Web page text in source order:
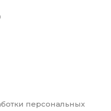
персональных